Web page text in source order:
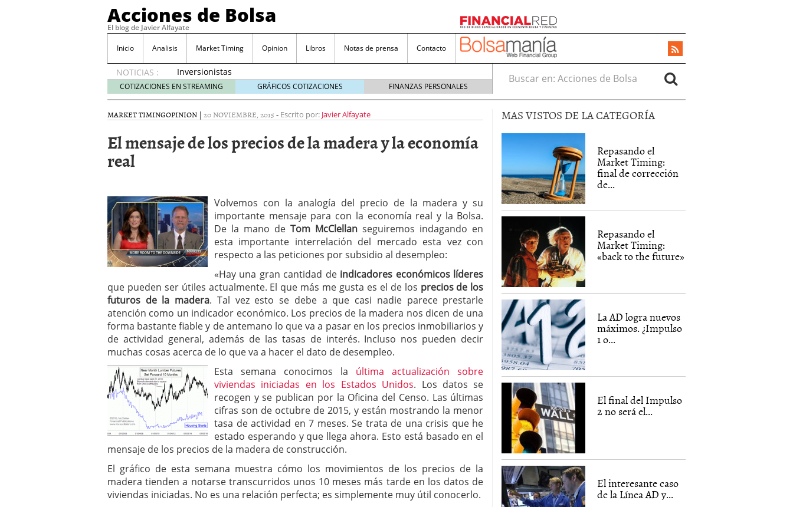
Acciones de Bolsa
El blog de Javier Alfayate
Inicio Analisis Market Timing Opinion Libros Notas de prensa Contacto
NOTICIAS :
Inversionistas
VIP en
México
creciente
por SIFX
Entendiendo los ETF de Bitcoin
noviembre 22, 2024
Dividend Kings: empresas que destacan por sus dividendos constantes
noviembre 12, 2024
Descubre RealAdvisor: Una poderosa herramienta para tus inversiones
inmobiliarias septiembre 23, 2024
COTIZACIONES EN STREAMING GRÁFICOS COTIZACIONES FINANZAS PERSONALES
Buscar en:
MARKET TIMINGOPINION | 20 NOVIEMBRE, 2015 - Escrito por: Javier Alfayate
El mensaje de los precios de la madera y la economía
real
Volvemos con la analogía del precio de la madera y su
importante mensaje para con la economía real y la Bolsa.
De la mano deTom McClellan seguiremos indagando en
esta importante interrelación del mercado esta vez con
respecto a las peticiones por subsidio al desempleo:
«Hay una gran cantidad de indicadores económicos líderes
que pueden ser útiles actualmente. El que más me gusta es el de los precios de los
futuros de la madera. Tal vez esto se debe a que casi nadie parece prestarle
atención como un indicador económico. Los precios de la madera nos dicen de una
forma bastante fiable y de antemano lo que va a pasar en los precios inmobiliarios y
de actividad general, además de las tasas de interés. Incluso nos pueden decir
muchas cosas acerca de lo que va a hacer el dato de desempleo.
Esta semana conocimos la última actualización sobre
viviendas iniciadas en los Estados Unidos. Los datos se
recogen y se publican por la Oficina del Censo. Las últimas
cifras son de octubre de 2015, y están mostrando la menor
tasa de actividad en 7 meses. Se trata de una crisis que he
estado esperando y que llega ahora. Esto está basado en el
mensaje de los precios de la madera de construcción.
El gráfico de esta semana muestra cómo los movimientos de los precios de la
madera tienden a notarse transcurridos unos 10 meses más tarde en los datos de
viviendas iniciadas. No es una relación perfecta; es simplemente muy útil conocerlo.
MAS VISTOS DE LA CATEGORÍA
Repasando el
Market Timing:
final de corrección
de...
Repasando el
Market Timing:
«back to the future»
La AD logra nuevos
máximos. ¿Impulso
1 o...
El final del Impulso
2 no será el...
El interesante caso
de la Línea AD y...